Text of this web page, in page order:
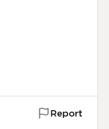
Report